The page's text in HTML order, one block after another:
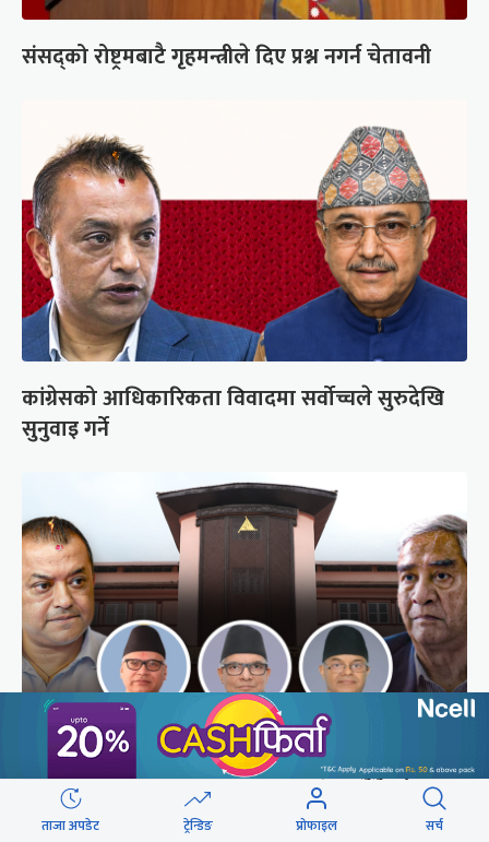
संसद्को रोष्ट्रमबाटै गृहमन्त्रीले दिए प्रश्न नगर्न चेतावनी
कांग्रेसको आधिकारिकता विवादमा सर्वोच्चले सुरुदेखि
सुनुवाइ गर्ने
अब सर्वोच्चले कसरी गर्छ कांग्रेस विवादको सुनुवाइ ?
ताजा अपडेट ट्रेन्डिङ प्रोफाइल सर्च